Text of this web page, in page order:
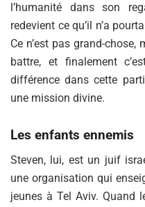
l’humanité dans son
redevient ce qu’il n’a
Ce n’est pas grand-chose,
battre, et finalement
différence dans cette
une mission divine.
Les enfants ennemis
Steven, lui, est un juif
une organisation qui
jeunes à Tel Aviv. Quand